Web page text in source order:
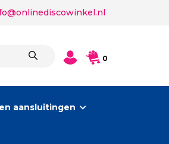
0
aansluitingen